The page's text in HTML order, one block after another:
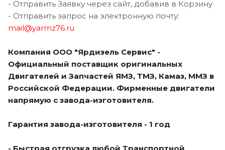
- Отправить Заявку через сайт, добавив в Корзину
- Отправить запрос на электронную почту:
mail@yarmz76.ru
Компания ООО "Ярдизель Сервис" -
Официальный поставщик оригинальных
Двигателей и Запчастей ЯМЗ, ТМЗ, Камаз, ММЗ в
Российской Федерации. Фирменные двигатели
напрямую с завода-изготовителя.
Гарантия завода-изготовителя - 1 год